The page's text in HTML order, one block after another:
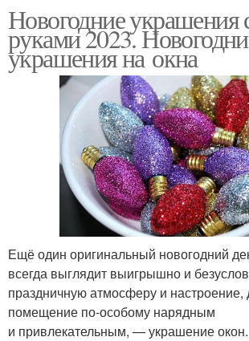
Новогодние украшения
руками 2023.
украшения на окна
Ещё один оригинальный новогодний
всегда выглядит выигрышно и
праздничную атмосферу и настроение,
помещение по‑особому нарядным
и привлекательным, — украшение окон.